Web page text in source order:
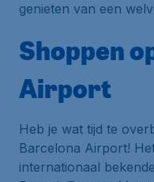
genieten van een
Shoppen
Airport
Heb je wat tijd te
Barcelona Airport!
internationaal